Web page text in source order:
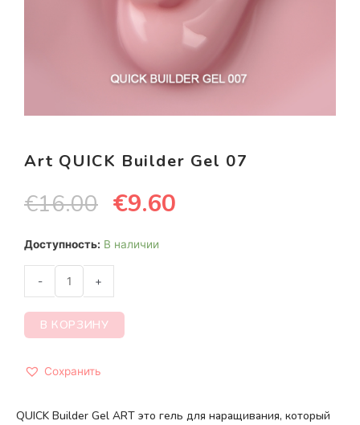
Art QUICK Builder Gel 07
€16.00 €9.60
Доступность: В наличии
- +
В КОРЗИНУ
Сохранить
QUICK Builder Gel ART это гель для наращивания, который